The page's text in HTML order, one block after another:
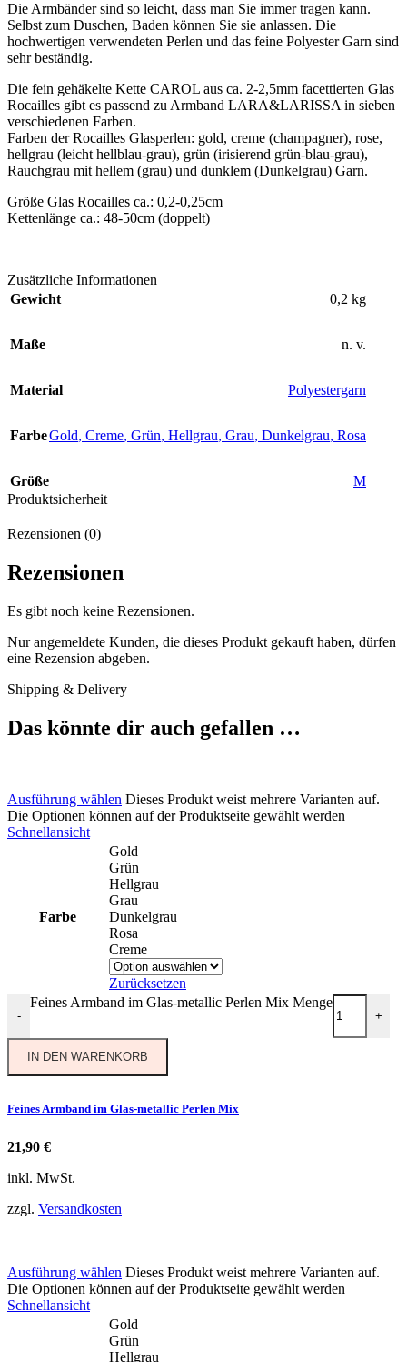
Die Armbänder sind so leicht, dass man Sie immer tragen kann.
Selbst zum Duschen, Baden können Sie sie anlassen. Die
hochwertigen verwendeten Perlen und das feine Polyester Garn sind
sehr beständig.
Die fein gehäkelte Kette CAROL aus ca. 2-2,5mm facettierten Glas
Rocailles gibt es passend zu Armband LARA&LARISSA in sieben
verschiedenen Farben.
Farben der Rocailles Glasperlen: gold, creme (champagner), rose,
hellgrau (leicht hellblau-grau), grün (irisierend grün-blau-grau),
Rauchgrau mit hellem (grau) und dunklem (Dunkelgrau) Garn.
Größe Glas Rocailles ca.: 0,2-0,25cm
Kettenlänge ca.: 48-50cm (doppelt)
Zusätzliche Informationen
Gewicht
0,2 kg
Maße n. v.
Material Polyestergarn
FarbeGold, Creme, Grün, Hellgrau, Grau, Dunkelgrau, Rosa
Größe
M
Produktsicherheit
Rezensionen (0)
Rezensionen
Es gibt noch keine Rezensionen.
Nur angemeldete Kunden, die dieses Produkt gekauft haben, dürfen
eine Rezension abgeben.
Shipping & Delivery
Das könnte dir auch gefallen …
Ausführung wählen Dieses Produkt weist mehrere Varianten auf.
Die Optionen können auf der Produktseite gewählt werden
Schnellansicht
Farbe
Gold
Grün
Hellgrau
Grau
Dunkelgrau
Rosa
Creme
Zurücksetzen
-
Feines Armband im Glas-metallic Perlen Mix Menge
+
IN DEN WARENKORB
Feines Armband im Glas-metallic Perlen Mix
21,90 €
inkl. MwSt.
zzgl. Versandkosten
Ausführung wählen Dieses Produkt weist mehrere Varianten auf.
Die Optionen können auf der Produktseite gewählt werden
Schnellansicht
Gold
Grün
Hellgrau